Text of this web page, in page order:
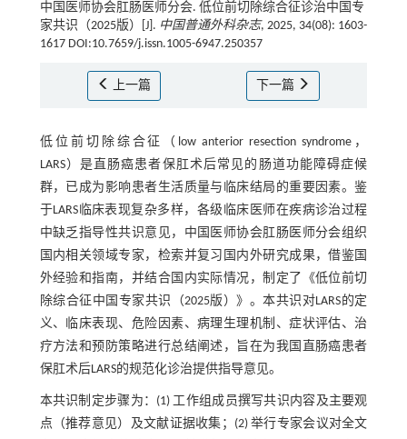
中国医师协会肛肠医师分会. 低位前切除综合征诊治中国专
家共识（2025版）[J]. 中国普通外科杂志, 2025, 34(08): 1603-
1617 DOI:10.7659/j.issn.1005-6947.250357
上一篇 下一篇
低位前切除综合征（low anterior resection syndrome，
LARS）是直肠癌患者保肛术后常见的肠道功能障碍症候
群，已成为影响患者生活质量与临床结局的重要因素。鉴
于LARS临床表现复杂多样，各级临床医师在疾病诊治过程
中缺乏指导性共识意见，中国医师协会肛肠医师分会组织
国内相关领域专家，检索并复习国内外研究成果，借鉴国
外经验和指南，并结合国内实际情况，制定了《低位前切
除综合征中国专家共识（2025版）》。本共识对LARS的定
义、临床表现、危险因素、病理生理机制、症状评估、治
疗方法和预防策略进行总结阐述，旨在为我国直肠癌患者
保肛术后LARS的规范化诊治提供指导意见。
本共识制定步骤为：(1) 工作组成员撰写共识内容及主要观
点（推荐意见）及文献证据收集；(2) 举行专家会议对全文